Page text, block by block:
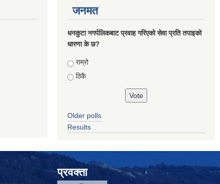
जनमत
धनकुटा नगर्पलिकबाट प्रवाह गरिएको सेवा प्रति तपाइको
धारणा के छ?
Choices
राम्रो
ठिकै
Older polls
Results
प्रवक्ता